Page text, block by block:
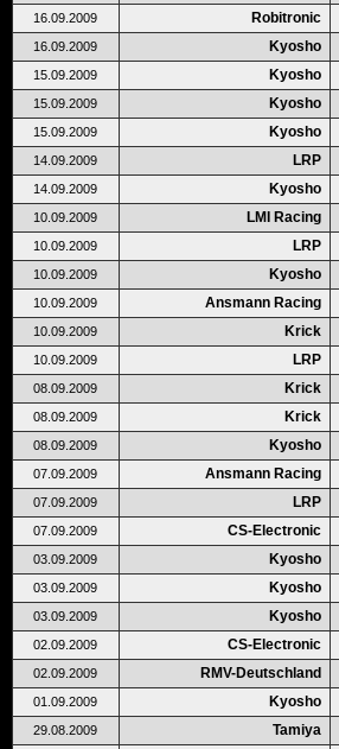
16.09.2009 Robitronic
16.09.2009 Kyosho
15.09.2009 Kyosho
15.09.2009 Kyosho
15.09.2009 Kyosho
14.09.2009 LRP
14.09.2009 Kyosho
10.09.2009 LMI Racing
10.09.2009 LRP
10.09.2009 Kyosho
10.09.2009 Ansmann Racing
10.09.2009 Krick
10.09.2009 LRP
08.09.2009 Krick
08.09.2009 Krick
08.09.2009 Kyosho
07.09.2009 Ansmann Racing
07.09.2009 LRP
07.09.2009 CS-Electronic
03.09.2009 Kyosho
03.09.2009 Kyosho
03.09.2009 Kyosho
02.09.2009 CS-Electronic
02.09.2009 RMV-Deutschland
01.09.2009 Kyosho
29.08.2009 Tamiya